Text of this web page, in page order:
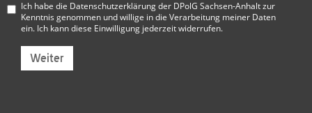
Ich habe die Datenschutzerklärung der DPolG Sachsen-Anhaltzur
Kenntnis genommen und willige in die Verarbeitung meiner Daten
ein. Ich kann diese Einwilligung jederzeit widerrufen.
Weiter